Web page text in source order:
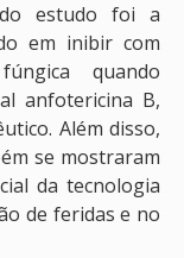
estudo foi a
em inibir com
quando
anfotericina B,
Além disso,
se mostraram
da tecnologia
de feridas e no